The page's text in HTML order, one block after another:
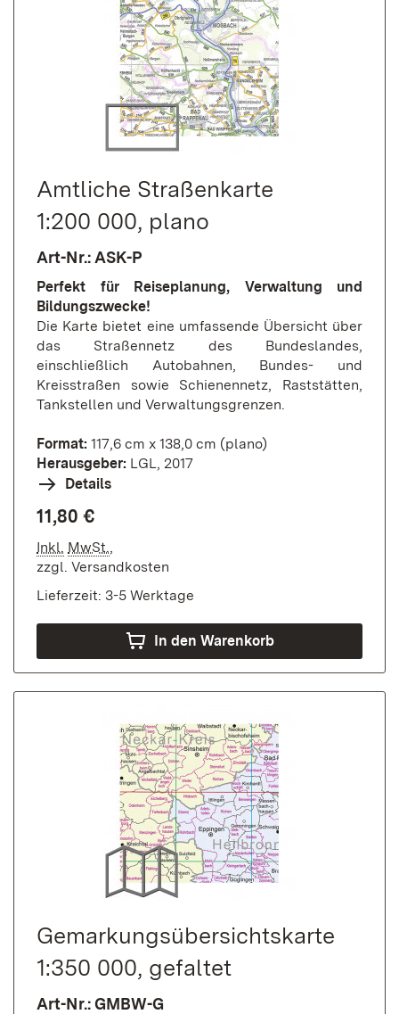
Amtliche Straßenkarte
1:200 000, plano
Art-Nr.: ASK-P
Perfekt für Reiseplanung, Verwaltung und
Bildungszwecke!
Die Karte bietet eine umfassende Übersicht über
das Straßennetz des Bundeslandes,
einschließlich Autobahnen, Bundes- und
Kreisstraßen sowie Schienennetz, Raststätten,
Tankstellen und Verwaltungsgrenzen.
Format: 117,6 cm x 138,0 cm (plano)
Herausgeber: LGL, 2017
Details
11,80 €
Inkl. MwSt.,
zzgl. Versandkosten
Lieferzeit: 3-5 Werktage
In den Warenkorb
Gemarkungs­übersichts­karte
1:350 000, gefaltet
Art-Nr.: GMBW-G